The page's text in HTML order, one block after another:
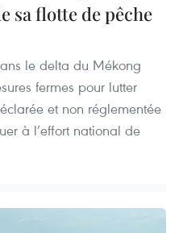
sa flotte de pêche
le delta du Mékong
fermes pour lutter
et non réglementée
à l’effort national de